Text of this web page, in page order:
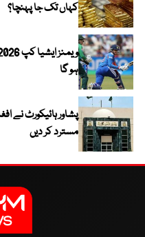
کہاں تک جا پہنچا؟
ہو گا
پشاور ہائیکورٹ نے
مسترد کر دیں